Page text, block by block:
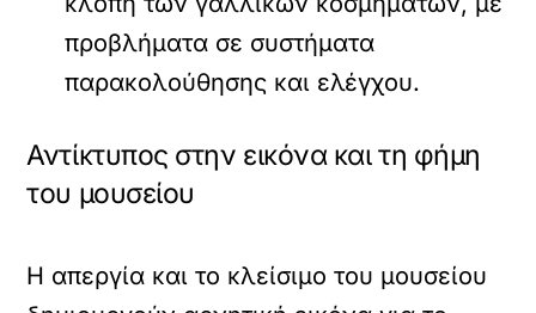
προβλήματα σε συστήματα
παρακολούθησης και ελέγχου.
Αντίκτυπος στην εικόνα και τη φήμη
του μουσείου
Η απεργία και το κλείσιμο του μουσείου